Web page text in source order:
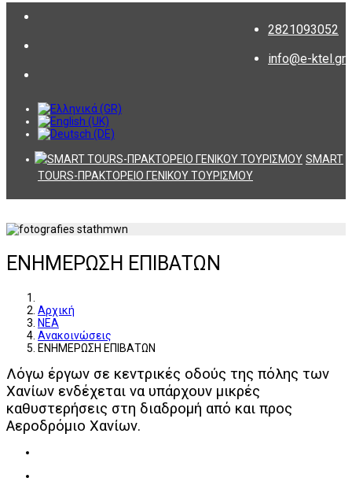
2821093052
info@e-ktel.gr
SMART
TOURS-ΠΡΑΚΤΟΡΕΙΟ ΓΕΝΙΚΟΥ ΤΟΥΡΙΣΜΟΥ
ΕΝΗΜΕΡΩΣΗ ΕΠΙΒΑΤΩΝ
Αρχική
ΝΕΑ
Ανακοινώσεις
ΕΝΗΜΕΡΩΣΗ ΕΠΙΒΑΤΩΝ
Λόγω έργων σε κεντρικές οδούς της πόλης των
Χανίων ενδέχεται να υπάρχουν μικρές
καθυστερήσεις στη διαδρομή από και προς
Αεροδρόμιο Χανίων.